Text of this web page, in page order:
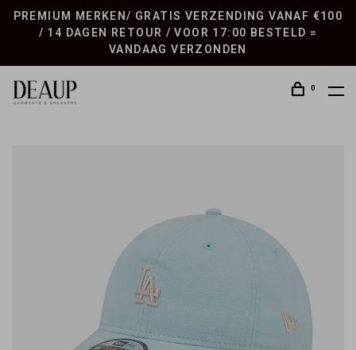
PREMIUM MERKEN/ GRATIS VERZENDING VANAF €100
/ 14 DAGEN RETOUR / VOOR 17:00 BESTELD =
VANDAAG VERZONDEN
0